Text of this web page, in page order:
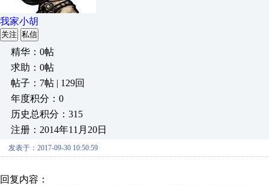
我家小胡
关注 私信
精华：0帖
求助：0帖
帖子：7帖 | 129回
年度积分：0
历史总积分：315
注册：2014年11月20日
发表于：2017-09-30 10:50:59
回复内容：